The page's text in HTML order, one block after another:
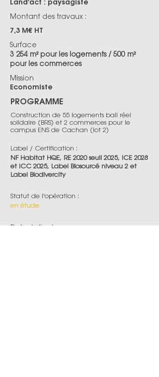
Land'act : paysagiste
Montant des travaux :
7,3 M€ HT
Surface
3 254 m² pour les logements / 500 m²
pour les commerces
Mission
Economiste
PROGRAMME
Construction de 55 logements bail réel
solidaire (BRS) et 2 commerces pour le
campus ENS de Cachan (lot 2)
Label / Certification :
NF Habitat HQE, RE 2020 seuil 2025, ICE 2028
et ICC 2025, Label Biosourcé niveau 2 et
Label Biodivercity
Statut de l'opération :
en étude
Date de livraison :